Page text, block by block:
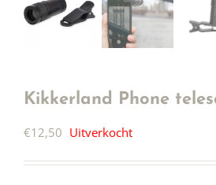
Kikkerland Phone
€12,50 Uitverkocht